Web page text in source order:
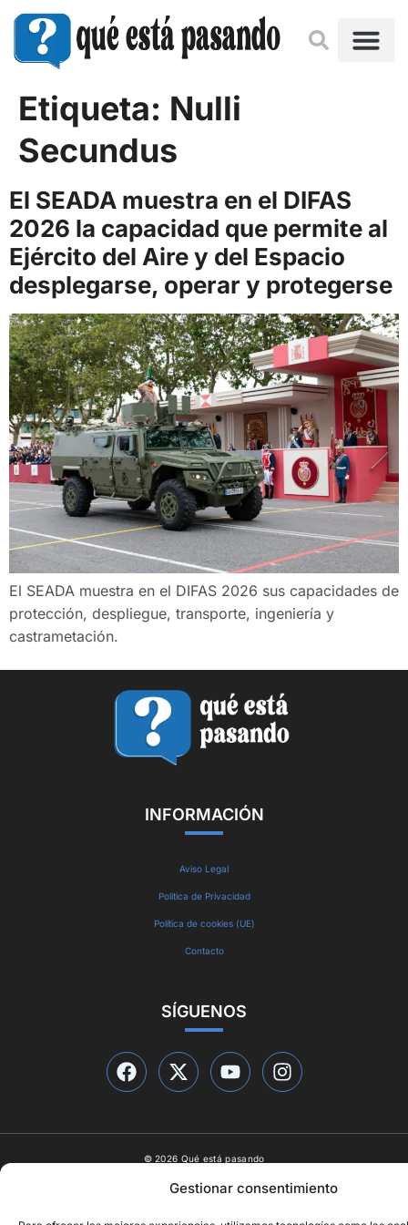
Gestionar consentimiento
Etiqueta: Nulli
Secundus
El SEADA muestra en el DIFAS
2026 la capacidad que permite al
Ejército del Aire y del Espacio
desplegarse, operar y protegerse
El SEADA muestra en el DIFAS 2026 sus capacidades de
protección, despliegue, transporte, ingeniería y
castrametación.
INFORMACIÓN
Aviso Legal
Política de Privacidad
Política de cookies (UE)
Contacto
SÍGUENOS
© 2026 Qué está pasando